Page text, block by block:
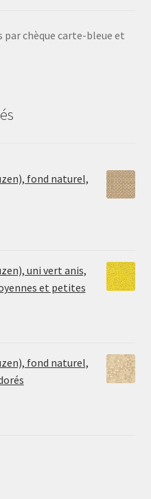
par chèque carte-bleue et
fond naturel,
uni vert anis,
et petites
fond naturel,